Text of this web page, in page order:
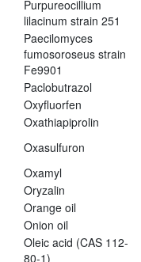
Purpureocillium
lilacinum strain 251
Paecilomyces
fumosoroseus strain
Fe9901
Paclobutrazol
Oxyfluorfen
Oxathiapiprolin
Oxasulfuron
Oxamyl
Oryzalin
Orange oil
Onion oil
Oleic acid (CAS 112-
80-1)